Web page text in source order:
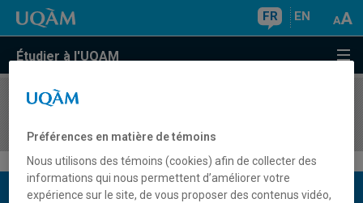
FR EN
Étudier à l'UQAM
COURS//
Description du cours
Préférences en matière de témoins
Nous utilisons des témoins (cookies) afin de collecter des
informations qui nous permettent d’améliorer votre
expérience sur le site, de vous proposer des contenus vidéo,